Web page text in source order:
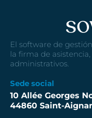
El software de
la firma de
administrativos.
Sede social
10 Allée Georges
44860 Saint-